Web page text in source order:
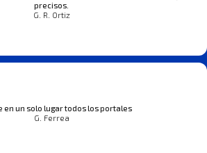
precisos.
G. R. Ortiz
en un solo lugar todos los portales
G. Ferrea